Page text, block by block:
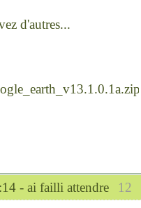
d'autres...
12
- ai failli attendre